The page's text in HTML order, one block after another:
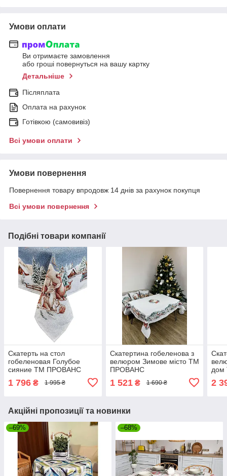
Умови оплати
Ви отримаєте замовлення
або гроші повернуться на вашу картку
Детальніше
Післяплата
Оплата на рахунок
Готівкою (самовивіз)
Всі умови оплати
Умови повернення
Повернення товару впродовж 14 днів за рахунок покупця
Всі умови повернення
Подібні товари компанії
Скатерть на стол
гобеленовая Голубое
сияние ТМ ПРОВАНС
1 796 ₴ 1 995 ₴
Скатертина гобеленова з
велюром Зимове місто ТМ
ПРОВАНС
1 521₴ 1 690 ₴ 2
Акційні пропозиції та новинки
–69% –68%